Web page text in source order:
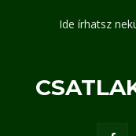
Ide írhatsz